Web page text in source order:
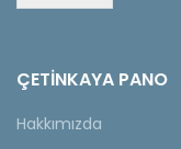
ÇETINKAYA PANO
Hakkımızda